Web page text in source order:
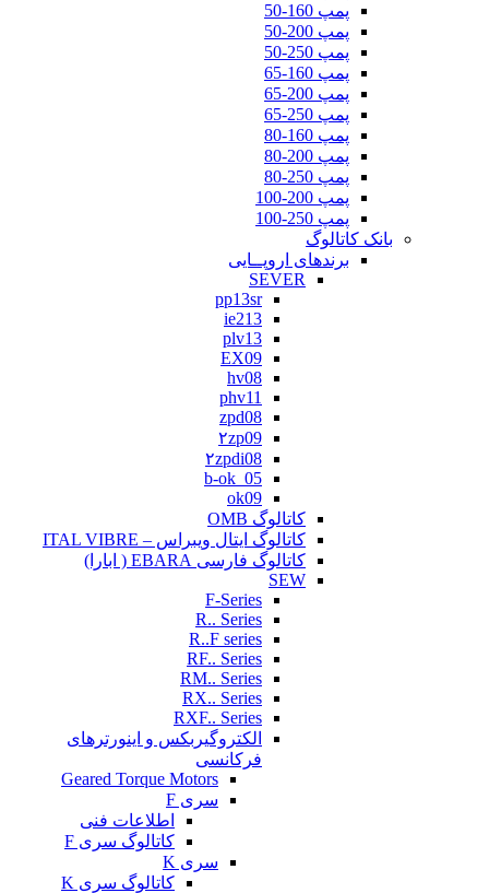
پمپ 160-50
پمپ 200-50
پمپ 250-50
پمپ 160-65
پمپ 200-65
پمپ 250-65
پمپ 160-80
پمپ 200-80
پمپ 250-80
پمپ 200-100
پمپ 250-100
بانک کاتالوگ
برندهای اروپــایی
SEVER
pp13sr
ie213
plv13
EX09
hv08
phv11
zpd08
۲zp09
۲zpdi08
b-ok_05
ok09
کاتالوگ OMB
کاتالوگ ایتال ویبراس – ITAL VIBRE
کاتالوگ فارسی EBARA ( ابارا)
SEW
F-Series
R.. Series
R..F series
RF.. Series
RM.. Series
RX.. Series
RXF.. Series
الکتروگیربکس و اینورترهای
فرکانسی
Geared Torque Motors
سری F
اطلاعات فنی
کاتالوگ سری F
سری K
کاتالوگ سری K